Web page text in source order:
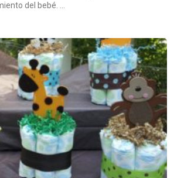
del bebé.